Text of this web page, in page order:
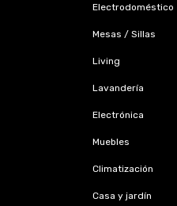
Electrodoméstico
Mesas / Sillas
Living
Lavandería
Electrónica
Muebles
Climatización
Casa y jardín